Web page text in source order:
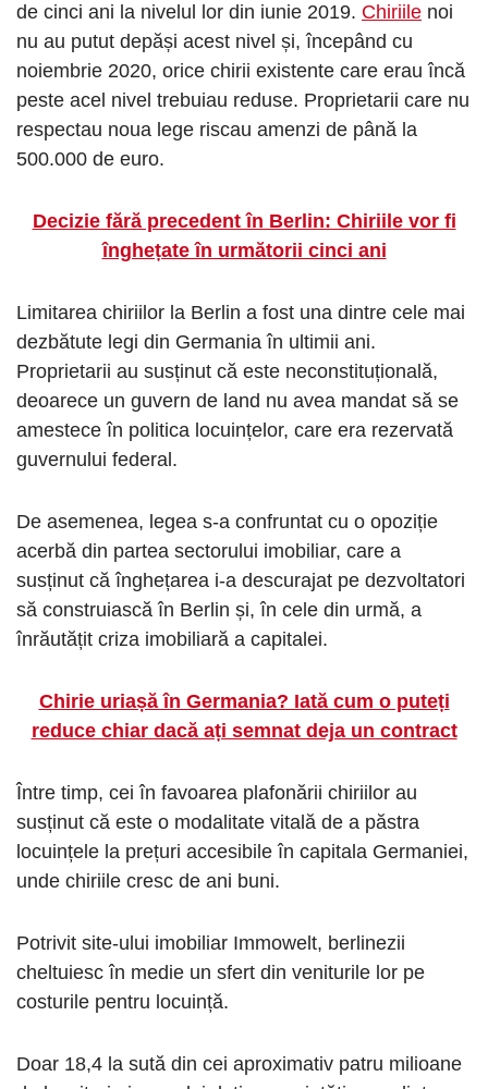
de cinci ani la nivelul lor din iunie 2019. Chiriile noi
nu au putut depăși acest nivel și, începând cu
noiembrie 2020, orice chirii existente care erau încă
peste acel nivel trebuiau reduse. Proprietarii care nu
respectau noua lege riscau amenzi de până la
500.000 de euro.
Decizie fără precedent în Berlin: Chiriile vor fi
înghețate în următorii cinci ani
Limitarea chiriilor la Berlin a fost una dintre cele mai
dezbătute legi din Germania în ultimii ani.
Proprietarii au susținut că este neconstituțională,
deoarece un guvern de land nu avea mandat să se
amestece în politica locuințelor, care era rezervată
guvernului federal.
De asemenea, legea s-a confruntat cu o opoziție
acerbă din partea sectorului imobiliar, care a
susținut că înghețarea i-a descurajat pe dezvoltatori
să construiască în Berlin și, în cele din urmă, a
înrăutățit criza imobiliară a capitalei.
Chirie uriașă în Germania? Iată cum o puteți
reduce chiar dacă ați semnat deja un contract
Între timp, cei în favoarea plafonării chiriilor au
susținut că este o modalitate vitală de a păstra
locuințele la prețuri accesibile în capitala Germaniei,
unde chiriile cresc de ani buni.
Potrivit site-ului imobiliar Immowelt, berlinezii
cheltuiesc în medie un sfert din veniturile lor pe
costurile pentru locuință.
Doar 18,4 la sută din cei aproximativ patru milioane